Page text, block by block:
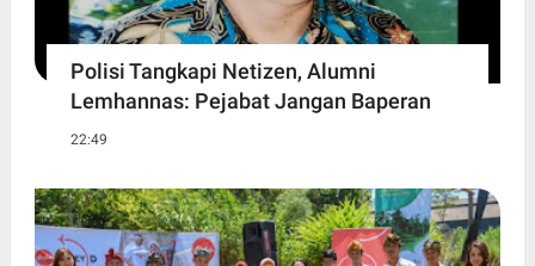
Polisi Tangkapi Netizen, Alumni
Lemhannas: Pejabat Jangan Baperan
22:49